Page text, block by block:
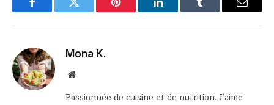
FacebookTwitter Pinterest LinkedInTumblr Email
Mona K.
Site
Passionnée de cuisine et de nutrition. J’aime